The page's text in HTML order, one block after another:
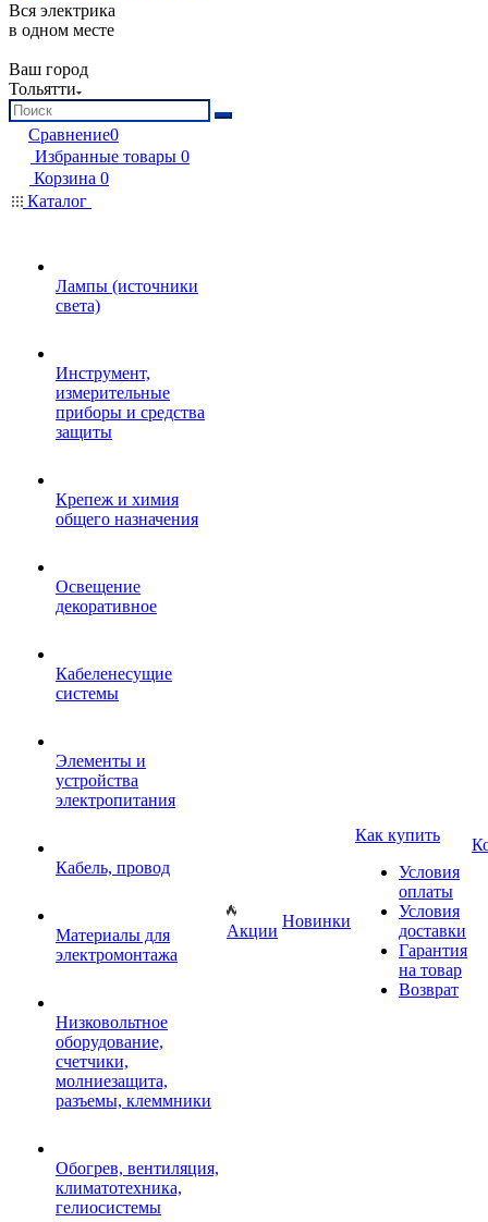
Вся электрика
в одном месте
Ваш город
Тольятти
Сравнение0
Избранные товары 0
Корзина 0
Каталог
Лампы (источники
света)
Инструмент,
измерительные
приборы и средства
защиты
Крепеж и химия
общего назначения
Освещение
декоративное
Кабеленесущие
системы
Элементы и
устройства
электропитания
Кабель, провод
Материалы для
электромонтажа
Низковольтное
оборудование,
счетчики,
молниезащита,
разъемы, клеммники
Обогрев, вентиляция,
климатотехника,
гелиосистемы
Акции
Новинки
Как купить
Условия
оплаты
Условия
доставки
Гарантия
на товар
Возврат